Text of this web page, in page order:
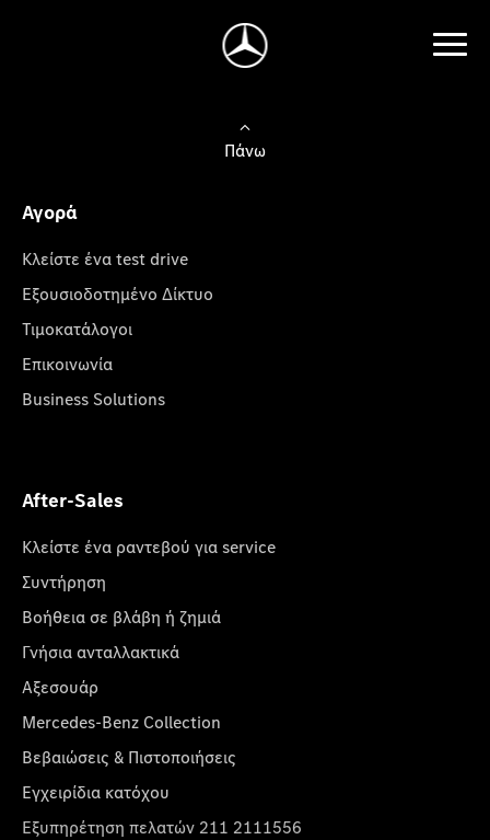
Πάνω
Αγορά
Κλείστε ένα test drive
Εξουσιοδοτημένο Δίκτυο
Τιμοκατάλογοι
Επικοινωνία
Business Solutions
After-Sales
Κλείστε ένα ραντεβού για service
Συντήρηση
Βοήθεια σε βλάβη ή ζημιά
Γνήσια ανταλλακτικά
Αξεσουάρ
Mercedes-Benz Collection
Βεβαιώσεις & Πιστοποιήσεις
Εγχειρίδια κατόχου
Εξυπηρέτηση πελατών 211 2111556